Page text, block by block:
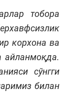
тобора
корхона ва
айланмоқда.
сўнгги
билан